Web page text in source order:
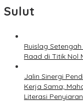
Sulut
Ruislag
Raad di Titik Nol
Jalin Sinergi
Kerja Sama;
Literasi Penyiaran